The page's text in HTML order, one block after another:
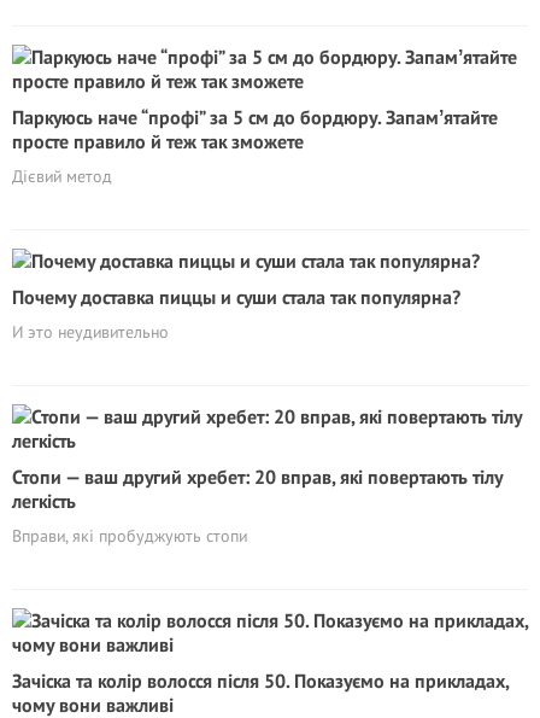
Паркуюсь наче “профі” за 5 см до бордюру. Запамʼятайте
просте правило й теж так зможете
Дієвий метод
Почему доставка пиццы и суши стала так популярна?
И это неудивительно
Стопи — ваш другий хребет: 20 вправ, які повертають тілу
легкість
Вправи, які пробуджують стопи
Зачіска та колір волосся після 50. Показуємо на прикладах,
чому вони важливі